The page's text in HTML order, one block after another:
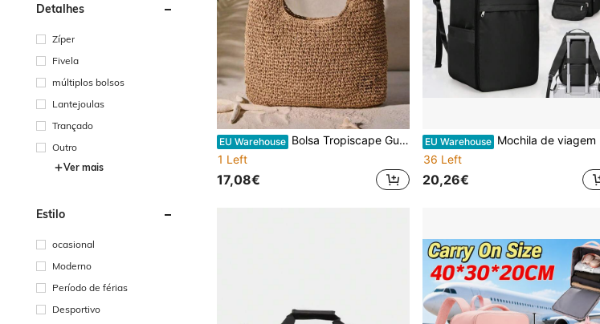
Detalhes
Zíper
Fivela
múltiplos bolsos
Lantejoulas
Trançado
Outro
Ver mais
Estilo
ocasional
Moderno
Período de férias
Desportivo
EU Warehouse Bolsa Tropiscape Gusure, bolsa tote de grande capacidade, bolsa de palha de verão e bolsa de ombro boêmia para mulheres, bolsa feminina, itens essenciais de praia, bolsa feminina de verão, perfeita para viagens, férias, feriados e praia, bolsa escolar, vibrações de férias, férias, relaxamento, praia
1 Left
17,08€
EU Warehouse Mochila de viagem Ryanair, mala de cabine 40x20x25, mala de bordo para debaixo do assento, bolsa de aviação.
36 Left
20,26€